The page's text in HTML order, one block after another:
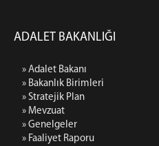
ADALET BAKANLIĞI
» Adalet Bakanı
» Bakanlık Birimleri
» Stratejik Plan
» Mevzuat
» Genelgeler
» Faaliyet Raporu